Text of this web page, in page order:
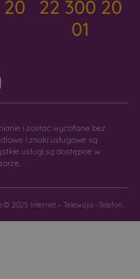
20
22 300 20
01
i zostać wycofane bez
i znaki usługowe są
usługi są dostępne w
© 2025 Internet – Telewizja –Telefon